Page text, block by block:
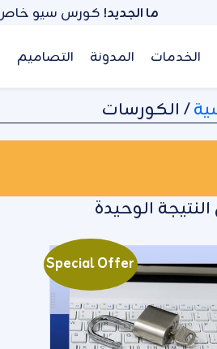
ما الجديد!كورس سيو
الخدمات المدونة التصاميم
/ الكورسات
الوحيدة
Special Offer